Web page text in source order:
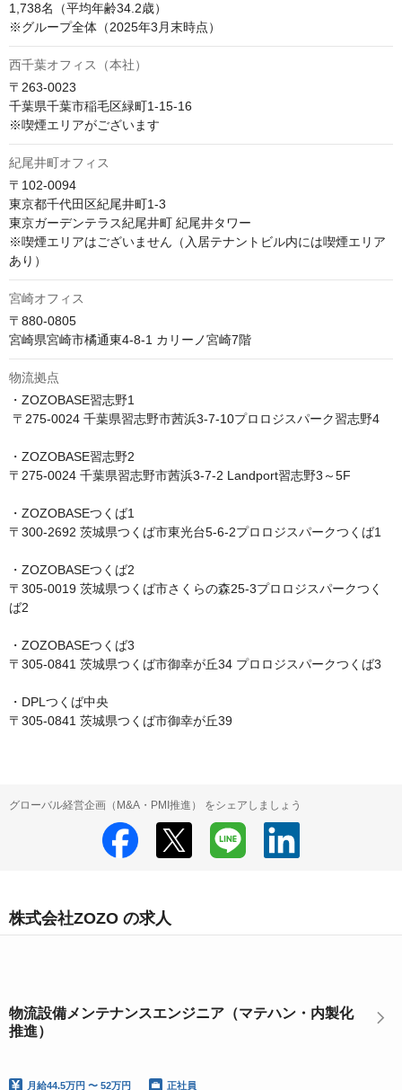
1,738名（平均年齢34.2歳）
※グループ全体（2025年3月末時点）
西千葉オフィス（本社）
〒263-0023
千葉県千葉市稲毛区緑町1-15-16
紀尾井町オフィス
〒102-0094
東京都千代田区紀尾井町1-3
東京ガーデンテラス紀尾井町 紀尾井タワー
※喫煙エリアはございません（入居テナントビル内には喫煙エリア
あり）
宮崎オフィス
〒880-0805
宮崎県宮崎市橘通東4-8-1 カリーノ宮崎7階
物流拠点
・ZOZOBASE習志野1
・ZOZOBASE習志野2
〒275-0024 千葉県習志野市茜浜3-7-2 Landport習志野3～5F
・ZOZOBASEつくば1
〒300-2692 茨城県つくば市東光台5-6-2プロロジスパークつくば1
・ZOZOBASEつくば2
〒305-0019 茨城県つくば市さくらの森25-3プロロジスパークつく
ば2
・ZOZOBASEつくば3
〒305-0841 茨城県つくば市御幸が丘34 プロロジスパークつくば3
・DPLつくば中央
〒305-0841 茨城県つくば市御幸が丘39
グローバル経営企画（M&A・PMI推進） をシェアしましょう
株式会社ZOZO の求人
物流設備メンテナンスエンジニア（マテハン・内製化
推進）
月給44.5万円 〜 52万円 正社員